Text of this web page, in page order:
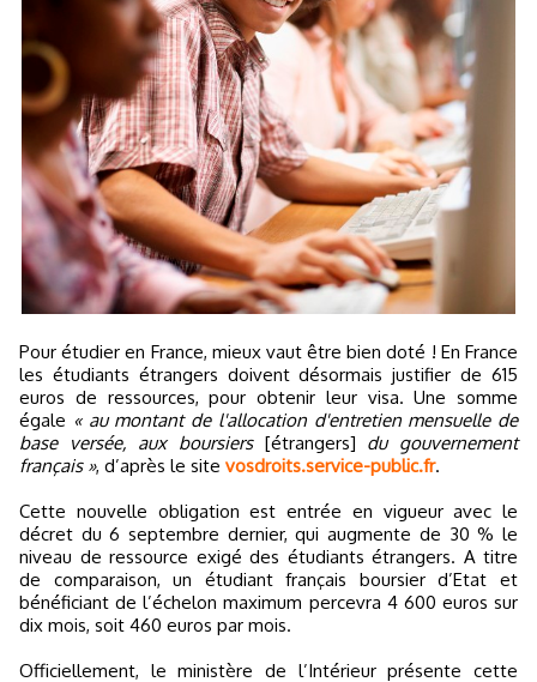
Pour étudier en France, mieux vaut être bien doté ! En France
les étudiants étrangers doivent désormais justifier de 615
euros de ressources, pour obtenir leur visa. Une somme
égale « au montant de l'allocation d'entretien mensuelle de
base versée, aux boursiers [étrangers] du gouvernement
français », d’après le site vosdroits.service-public.fr.
Cette nouvelle obligation est entrée en vigueur avec le
décret du 6 septembre dernier, qui augmente de 30 % le
niveau de ressource exigé des étudiants étrangers. A titre
de comparaison, un étudiant français boursier d’Etat et
bénéficiant de l’échelon maximum percevra 4 600 euros sur
dix mois, soit 460 euros par mois.
Officiellement, le ministère de l’Intérieur présente cette